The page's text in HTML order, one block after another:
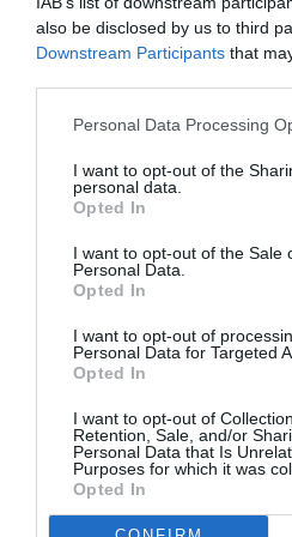
also be disclosed by us to third
Downstream Participants that
Personal Data Processing
I want to opt-out of the
personal data.
Opted In
I want to opt-out of the Sale
Personal Data.
Opted In
I want to opt-out of
Personal Data for Targeted
Opted In
I want to opt-out of
Retention, Sale, and/or
Personal Data that Is
Purposes for which it was
Opted In
ΦΕΣΤΙΒΑΛ / ΝΕΑ
Η Μνήμη υφαίνει
το Μέλλον: Η 10η
έκδοση του
φεστιβάλ Beyond
αφιερωμένη στο
ελληνικό
ΦΕΣΤΙΒΑΛ / ΝΕΑ